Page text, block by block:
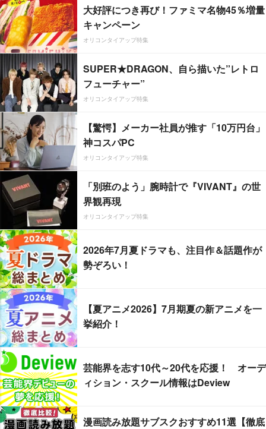
大好評につき再び！ファミマ名物45％増量
キャンペーン
オリコンタイアップ特集
SUPER★DRAGON、自ら描いた”レトロ
フューチャー”
オリコンタイアップ特集
【驚愕】メーカー社員が推す「10万円台」
神コスパPC
オリコンタイアップ特集
「別班のよう」腕時計で『VIVANT』の世
界観再現
オリコンタイアップ特集
2026年7月夏ドラマも、注目作＆話題作が
勢ぞろい！
【夏アニメ2026】7月期夏の新アニメを一
挙紹介！
芸能界を志す10代～20代を応援！ オーデ
ィション・スクール情報はDeview
漫画読み放題サブスクおすすめ11選【徹底